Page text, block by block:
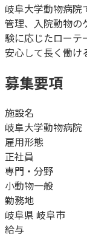
岐阜大学動物病院
管理、入院動物の
験に応じたローテ
安心して長く働け
募集要項
施設名
岐阜大学動物病院
雇用形態
正社員
専門・分野
小動物一般
勤務地
岐阜県 岐阜市
給与